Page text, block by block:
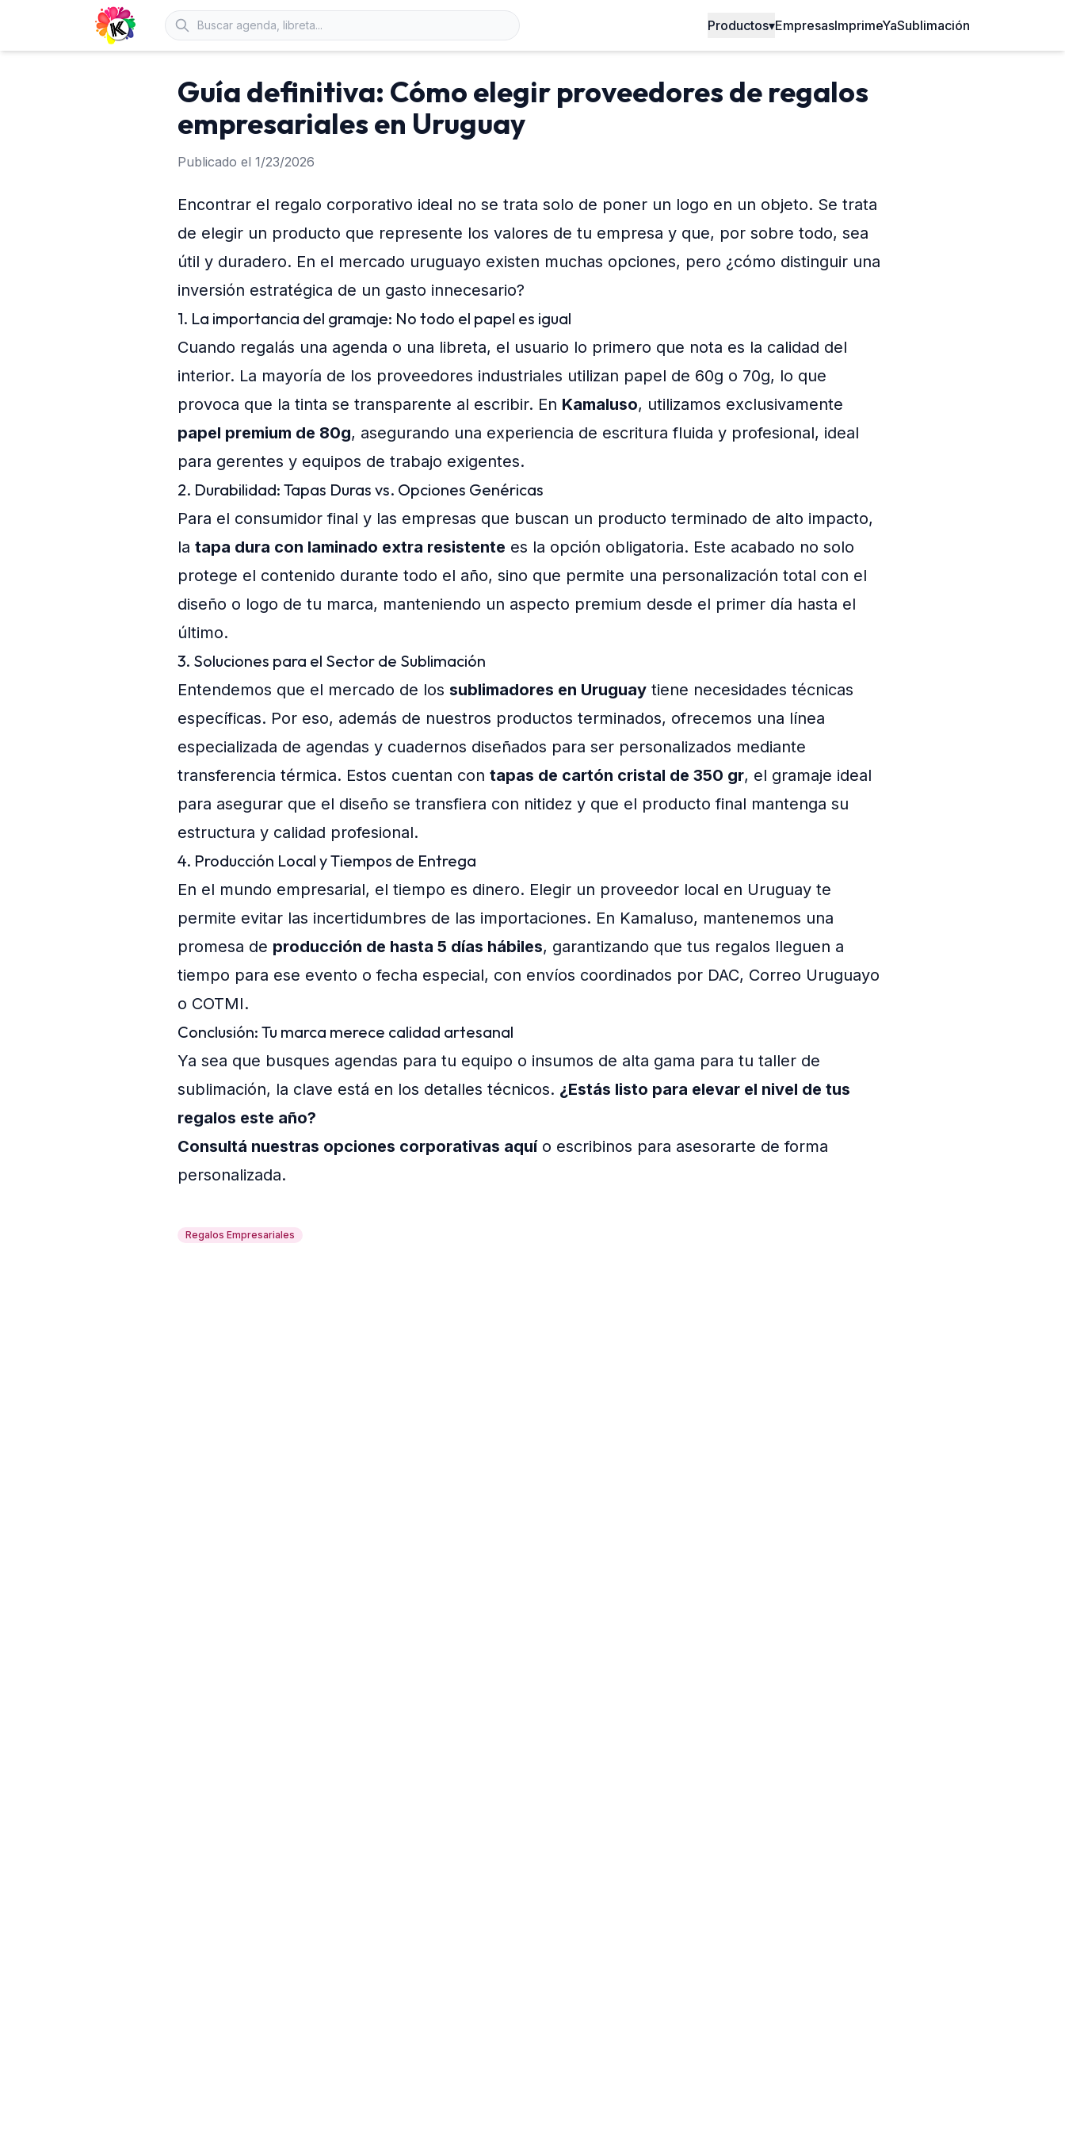
Productos▾EmpresasImprimeYaSublimación
Guía definitiva: Cómo elegir proveedores de regalos
empresariales en Uruguay
Publicado el 1/23/2026
Encontrar el regalo corporativo ideal no se trata solo de poner un logo en un objeto. Se trata
de elegir un producto que represente los valores de tu empresa y que, por sobre todo, sea
útil y duradero. En el mercado uruguayo existen muchas opciones, pero ¿cómo distinguir una
inversión estratégica de un gasto innecesario?
1. La importancia del gramaje: No todo el papel es igual
Cuando regalás una agenda o una libreta, el usuario lo primero que nota es la calidad del
interior. La mayoría de los proveedores industriales utilizan papel de 60g o 70g, lo que
provoca que la tinta se transparente al escribir. En Kamaluso, utilizamos exclusivamente
papel premium de 80g, asegurando una experiencia de escritura fluida y profesional, ideal
para gerentes y equipos de trabajo exigentes.
2. Durabilidad: Tapas Duras vs. Opciones Genéricas
Para el consumidor final y las empresas que buscan un producto terminado de alto impacto,
la tapa dura con laminado extra resistente es la opción obligatoria. Este acabado no solo
protege el contenido durante todo el año, sino que permite una personalización total con el
diseño o logo de tu marca, manteniendo un aspecto premium desde el primer día hasta el
último.
3. Soluciones para el Sector de Sublimación
Entendemos que el mercado de los sublimadores en Uruguay tiene necesidades técnicas
específicas. Por eso, además de nuestros productos terminados, ofrecemos una línea
especializada de agendas y cuadernos diseñados para ser personalizados mediante
transferencia térmica. Estos cuentan con tapas de cartón cristal de 350 gr, el gramaje ideal
para asegurar que el diseño se transfiera con nitidez y que el producto final mantenga su
estructura y calidad profesional.
4. Producción Local y Tiempos de Entrega
En el mundo empresarial, el tiempo es dinero. Elegir un proveedor local en Uruguay te
permite evitar las incertidumbres de las importaciones. En Kamaluso, mantenemos una
promesa de producción de hasta 5 días hábiles, garantizando que tus regalos lleguen a
tiempo para ese evento o fecha especial, con envíos coordinados por DAC, Correo Uruguayo
o COTMI.
Conclusión: Tu marca merece calidad artesanal
Ya sea que busques agendas para tu equipo o insumos de alta gama para tu taller de
sublimación, la clave está en los detalles técnicos. ¿Estás listo para elevar el nivel de tus
regalos este año?
Consultá nuestras opciones corporativas aquío escribinos para asesorarte de forma
personalizada.
Regalos Empresariales